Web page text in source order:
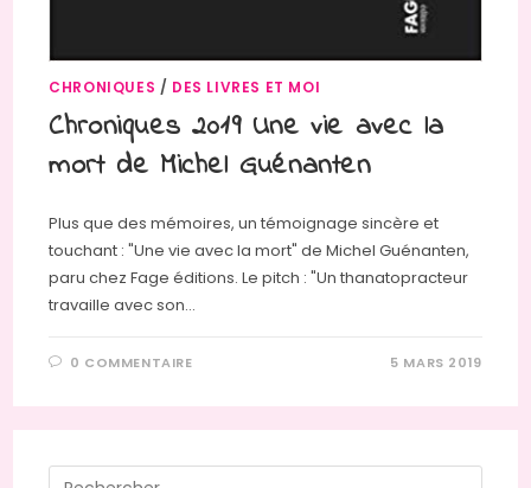
CHRONIQUES / DES LIVRES ET MOI
Chroniques 2019 Une vie avec la
mort de Michel Guénanten
Plus que des mémoires, un témoignage sincère et
touchant : "Une vie avec la mort" de Michel Guénanten,
paru chez Fage éditions. Le pitch : "Un thanatopracteur
travaille avec son…
0 COMMENTAIRE 5 MARS 2019